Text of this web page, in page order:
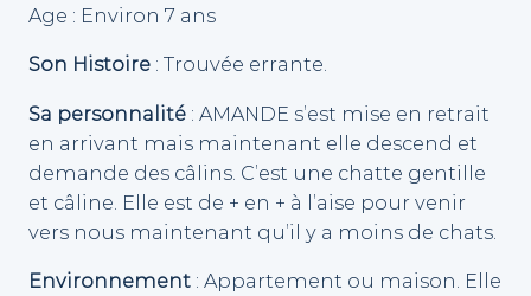
Age : Environ 7 ans
Son Histoire : Trouvée errante.
Sa personnalité : AMANDE s’est mise en retrait
en arrivant mais maintenant elle descend et
demande des câlins. C’est une chatte gentille
et câline. Elle est de + en + à l’aise pour venir
vers nous maintenant qu’il y a moins de chats.
Environnement : Appartement ou maison. Elle